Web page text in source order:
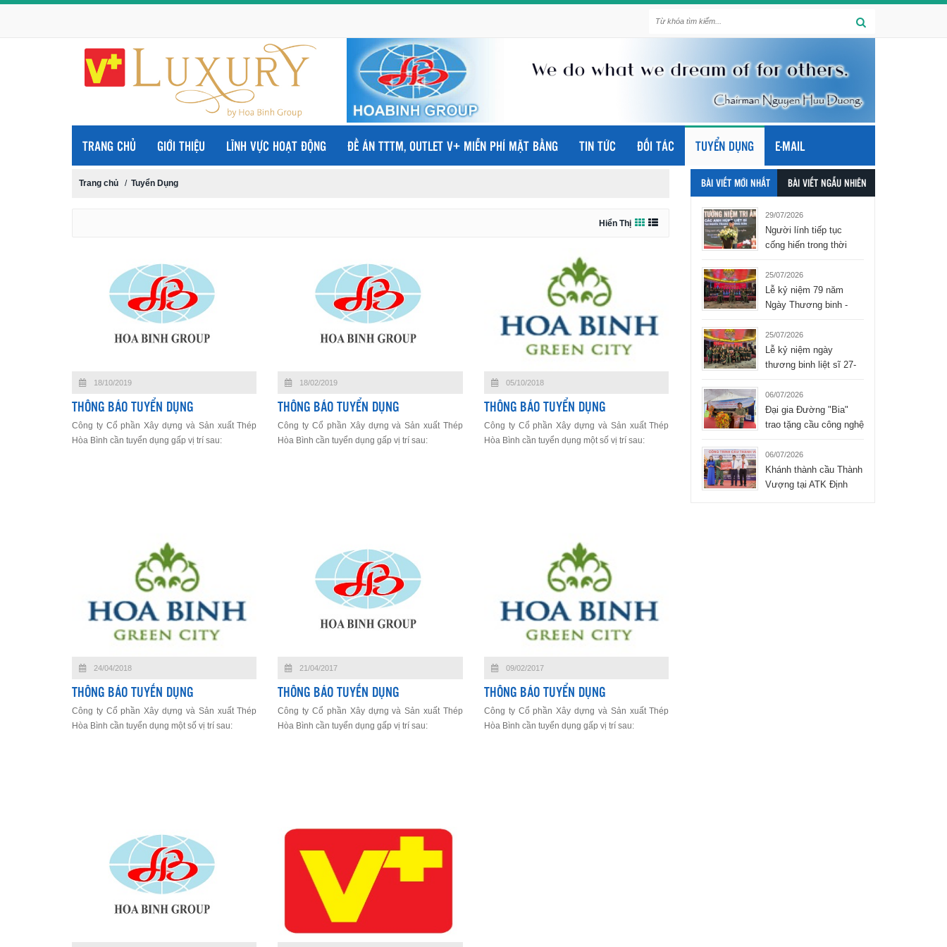
TRANG CHỦ GIỚI THIỆU LĨNH VỰC HOẠT ĐỘNG ĐỀ ÁN TTTM, OUTLET V+ MIỄN PHÍ MẶT BẰNG TIN TỨC ĐỐI TÁC TUYỂN DỤNG E-MAIL
Trang chủ / Tuyển Dụng
Hiển Thị
18/10/2019
THÔNG BÁO TUYỂN DỤNG
Công ty Cổ phần Xây dựng và Sản xuất Thép
Hòa Bình cần tuyển dụng gấp vị trí sau:
18/02/2019
THÔNG BÁO TUYỂN DỤNG
Công ty Cổ phần Xây dựng và Sản xuất Thép
Hòa Bình cần tuyển dụng gấp vị trí sau:
05/10/2018
THÔNG BÁO TUYỂN DỤNG
Công ty Cổ phần Xây dựng và Sản xuất Thép
Hòa Bình cần tuyển dụng một số vị trí sau:
24/04/2018
THÔNG BÁO TUYẾN DỤNG
Công ty Cổ phần Xây dựng và Sản xuất Thép
Hòa Bình cần tuyển dụng một số vị trí sau:
21/04/2017
THÔNG BÁO TUYẾN DỤNG
Công ty Cổ phần Xây dựng và Sản xuất Thép
Hòa Bình cần tuyển dụng gấp vị trí sau:
09/02/2017
THÔNG BÁO TUYỂN DỤNG
Công ty Cổ phần Xây dựng và Sản xuất Thép
Hòa Bình cần tuyển dụng gấp vị trí sau:
BÀI VIẾT MỚI NHẤT BÀI VIẾT NGẪU NHIÊN
29/07/2026
Người lính tiếp tục
cống hiến trong thời
Bình Group
25/07/2026
Lễ kỷ niệm 79 năm
Ngày Thương binh -
Tập đoàn Hòa Bình
25/07/2026
Lễ kỷ niệm ngày
thương binh liệt sĩ 27-
TNHH Hòa Bình
06/07/2026
Đại gia Đường "Bia"
trao tặng cầu công nghệ
- Thái Nguyên
06/07/2026
Khánh thành cầu Thành
Vượng tại ATK Định